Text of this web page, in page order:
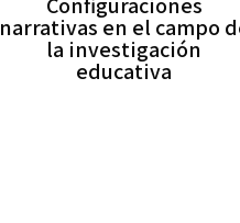
narrativas en el campo
la investigación
educativa